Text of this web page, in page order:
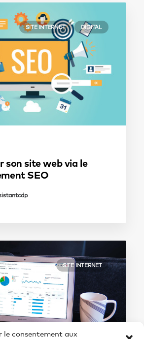
le consentement aux
SITE INTERNET DIGITAL
son site web via le
SEO
SITE INTERNET